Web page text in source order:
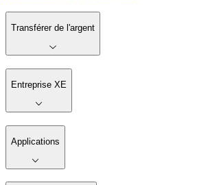
Transférer de l'argent
Entreprise XE
Applications